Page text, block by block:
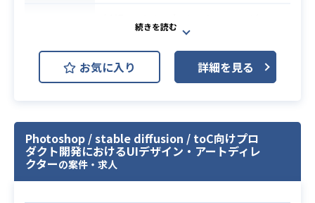
マテリアル制作経験
・Unreal Engineにおけるグラフまた
製エンジンを用いたゲーム開発の実
務経験
新規モバイル向けアクションゲーム
開発において、アート進行管理業務
をお任せいたします。
アート制作全体のスケジュールやタ
作フローの改善、各ディレクターやP
Mとの連携など、
アート領域における進行・管理業務
全般を幅広く担っていただくポジシ
お気に入り 詳細を見る
Photoshop / stable diffusion / toC向けプロ
ダクト開発におけるUIデザイン・アートディレ
クターの案件・求人